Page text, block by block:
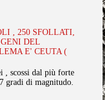
, 250 SFOLLATI,
DEL
E' CEUTA (
, scossi dal più forte
gradi di magnitudo.